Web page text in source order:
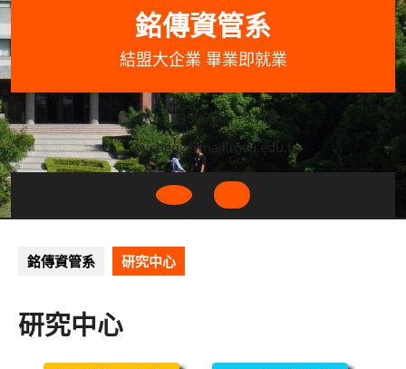
Skip
to
content
銘傳資管系
結盟大企業 畢業即就業
033507001+3318
wycheng@mail.mcu.edu.tw
Open
銘傳資管系
研究中心
研究中心